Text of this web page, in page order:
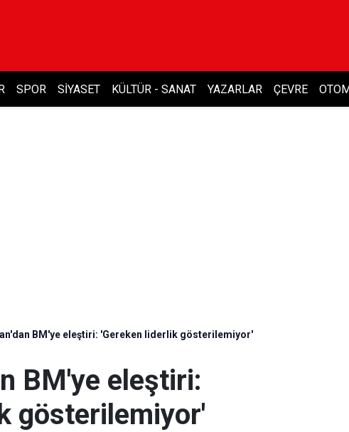
SPOR SIYASET KÜLTÜR - SANAT YAZARLAR ÇEVRE
BM'ye eleştiri: 'Gereken liderlik gösterilemiyor'
BM'ye eleştiri:
gösterilemiyor'